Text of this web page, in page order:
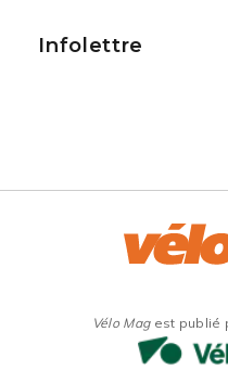
Infolettre
Vélo Magest publié